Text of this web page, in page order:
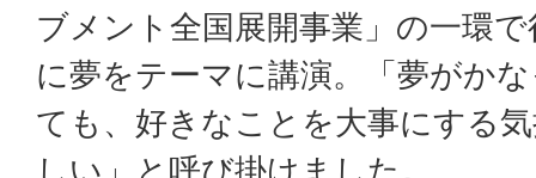
ブメント全国展開事業」の一環
に夢をテーマに講演。「夢がか
ても、好きなことを大事にする